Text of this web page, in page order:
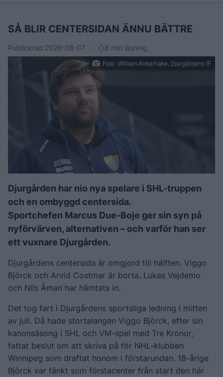
SÅ BLIR CENTERSIDAN ÄNNU BÄTTRE
Publicerad:2026-08-07 8 min läsning
Foto: William Ankarhake, Djurgårdens IF
Djurgården har nio nya spelare i SHL-truppen
och en ombyggd centersida.
Sportchefen Marcus Due-Boje ger sin syn på
nyförvärven, alternativen – och varför han ser
ett vuxnare Djurgården.
Djurgårdens centersida är omgjord till hälften. Viggo
Björck och Arvid Costmar är borta. Lukas Vejdemo
och Nils Åman har hämtats in.
Det tog fart i Djurgårdens sportsliga ledning i mitten
av juli. Då hade stortalangen Viggo Björck, efter sin
kanonsäsong i SHL och VM-spel med Tre Kronor,
fattat beslut om att skriva på för NHL-klubben
Winnipeg som draftat honom i förstarundan. 18-årige
Björck var tänkt som förstacenter från start den här